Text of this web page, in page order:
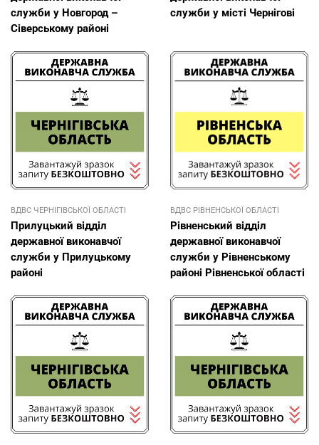
служби у Новгород –
Сіверському районі
служби у місті Чернігові
ВДВС ЧЕРНІГІВСЬКОЇ ОБЛАСТІ
Прилуцький відділ
державної виконавчої
служби у Прилуцькому
районі
ВДВС РІВНЕНСЬКОЇ ОБЛАСТІ
Рівненський відділ
державної виконавчої
служби у Рівненському
районі Рівненської області